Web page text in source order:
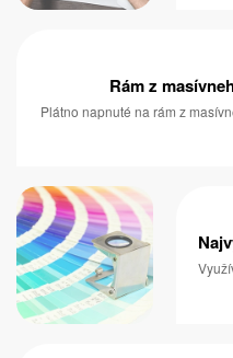
Rám z
Plátno napnuté na rám z